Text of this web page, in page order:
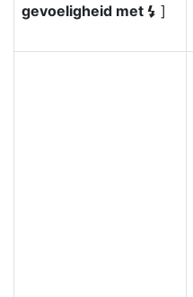
gevoeligheid met c ]